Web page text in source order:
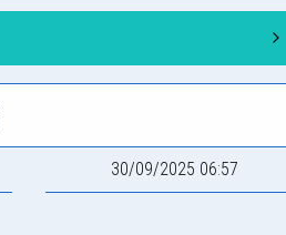
30/09/2025 06:57